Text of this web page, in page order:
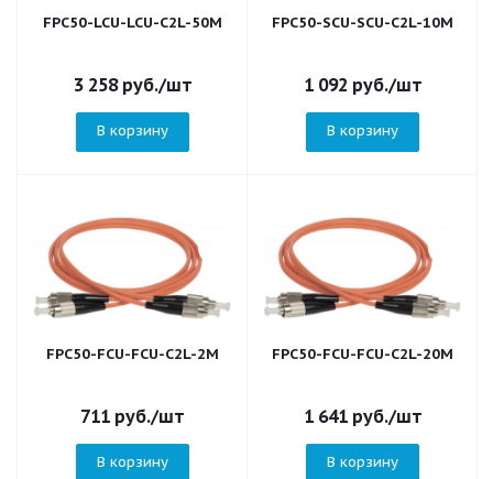
FPC50-LCU-LCU-C2L-50M
3 258руб./шт
В корзину
FPC50-SCU-SCU-C2L-10M
1 092 руб./шт
В корзину
FPC50-FCU-FCU-C2L-2M
711 руб./шт
В корзину
FPC50-FCU-FCU-C2L-20M
1 641руб./шт
В корзину